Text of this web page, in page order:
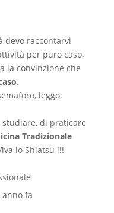
devo raccontarvi
per puro caso,
la convinzione che
.
leggo:
studiare, di praticare
Tradizionale
lo Shiatsu !!!
fa